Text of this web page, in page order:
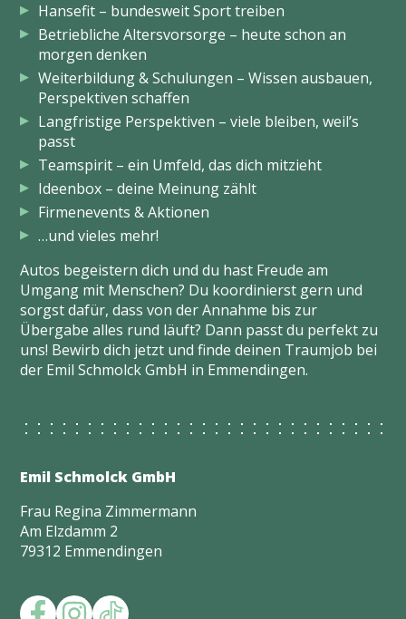
Hansefit – bundesweit Sport treiben
Betriebliche Altersvorsorge – heute schon an
morgen denken
Weiterbildung & Schulungen – Wissen ausbauen,
Perspektiven schaffen
Langfristige Perspektiven – viele bleiben, weil’s
passt
Teamspirit – ein Umfeld, das dich mitzieht
Ideenbox – deine Meinung zählt
Firmenevents & Aktionen
…und vieles mehr!
Autos begeistern dich und du hast Freude am
Umgang mit Menschen? Du koordinierst gern und
sorgst dafür, dass von der Annahme bis zur
Übergabe alles rund läuft? Dann passt du perfekt zu
uns! Bewirb dich jetzt und finde deinen Traumjob bei
der Emil Schmolck GmbH in Emmendingen.
Emil Schmolck GmbH
Frau Regina Zimmermann
Am Elzdamm 2
79312 Emmendingen